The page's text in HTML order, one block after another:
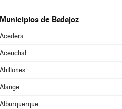
Municipios de Badajoz
Acedera
Aceuchal
Ahillones
Alange
Alburquerque